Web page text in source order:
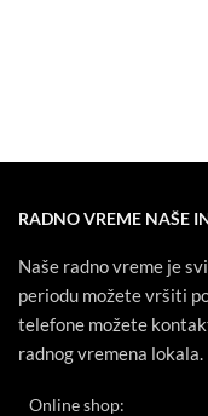
RADNO VREME NAŠE
Naše radno vreme je
periodu možete vršiti
telefone možete
radnog vremena lokala.
Online shop: